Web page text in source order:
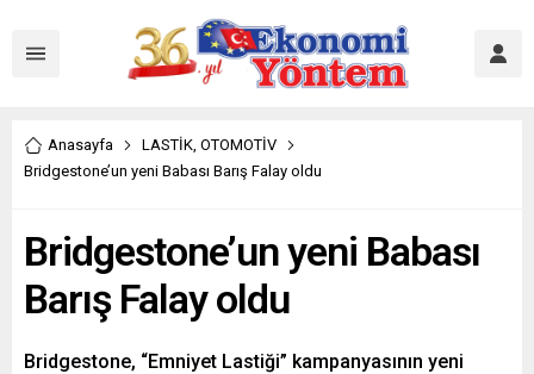
Anasayfa LASTİK, OTOMOTİV
Bridgestone’un yeni Babası Barış Falay oldu
Bridgestone’un yeni Babası
Barış Falay oldu
Bridgestone, “Emniyet Lastiği” kampanyasının yeni